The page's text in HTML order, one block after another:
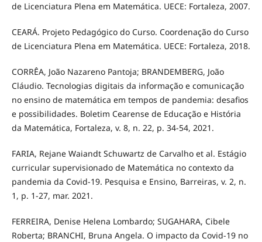
de Licenciatura Plena em Matemática. UECE: Fortaleza, 2007.
CEARÁ. Projeto Pedagógico do Curso. Coordenação do Curso
de Licenciatura Plena em Matemática. UECE: Fortaleza, 2018.
CORRÊA, João Nazareno Pantoja; BRANDEMBERG, João
Cláudio. Tecnologias digitais da informação e comunicação
no ensino de matemática em tempos de pandemia: desafios
e possibilidades. Boletim Cearense de Educação e História
da Matemática, Fortaleza, v. 8, n. 22, p. 34-54, 2021.
FARIA, Rejane Waiandt Schuwartz de Carvalho et al. Estágio
curricular supervisionado de Matemática no contexto da
pandemia da Covid-19. Pesquisa e Ensino, Barreiras, v. 2, n.
1, p. 1-27, mar. 2021.
FERREIRA, Denise Helena Lombardo; SUGAHARA, Cibele
Roberta; BRANCHI, Bruna Angela. O impacto da Covid-19 no